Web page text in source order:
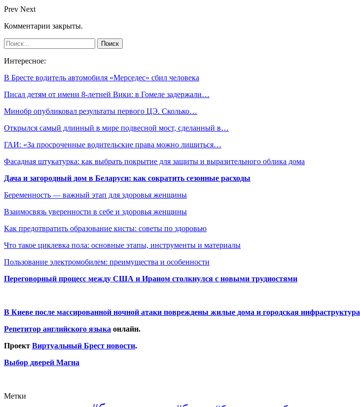
Prev Next
Комментарии закрыты.
Интересное:
В Бресте водитель автомобиля «Мерседес» сбил человека
Писал детям от имени 8-летней Вики: в Гомеле задержали…
Минобр опубликовал результаты первого ЦЭ. Сколько…
Открылся самый длинный в мире подвесной мост, сделанный в…
ГАИ: «За просроченные водительские права можно лишиться…
Фасадная штукатурка: как выбрать покрытие для защиты и выразительного облика дома
Дача и загородный дом в Беларуси: как сократить сезонные расходы
Беременность — важный этап для здоровья женщины
Взаимосвязь уверенности в себе и здоровья женщины
Как предотвратить образование кисты: советы по здоровью
Что такое циклевка пола: основные этапы, инструменты и материалы
Пользование электромобилем: преимущества и особенности
Переговорный процесс между США и Ираном столкнулся с новыми трудностями
В Киеве после массированной ночной атаки повреждены жилые дома и городская инфраструктура
Репетитор английского языка онлайн.
Проект Виртуальный Брест новости.
Выбор дверей Магна
Метки